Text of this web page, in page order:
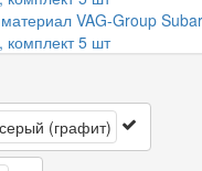
VAG-Group
комплект 5 шт